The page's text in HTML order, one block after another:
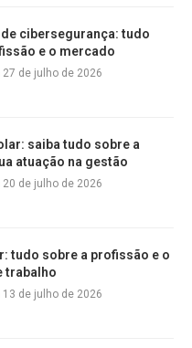
cibersegurança: tudo
e o mercado
27 de julho de 2026
saiba tudo sobre a
atuação na gestão
20 de julho de 2026
tudo sobre a profissão e o
trabalho
13 de julho de 2026